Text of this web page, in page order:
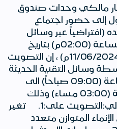
مالكي وحدات صندوق
إلى حضور اجتماع
(افتراضياً عبر وسائل
التقنية الحديثة) في تمام الساعة (02:00م) بتاريخ
(05/12/1445ه) الموافق (11/06/2024م) ، إن التصويت
وسائل التقنية الحديثة
بتاريخ (09/06/2024) الساعة (09:00 صباحاً) الى
تاريخ (11/06/2024) الساعة (03:00 مساءً) وذلك
لمناقشة جدول الاعمال التالي:التصويت على:1. تغير
المتوازن متعدد